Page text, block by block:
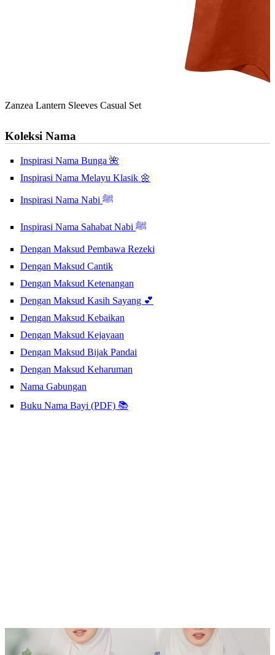
Zanzea Lantern Sleeves Casual Set
Koleksi Nama
Inspirasi Nama Bunga 🌺
Inspirasi Nama Melayu Klasik 🌼
Inspirasi Nama Nabi ﷺ
Inspirasi Nama Sahabat Nabi ﷺ
Dengan Maksud Pembawa Rezeki
Dengan Maksud Cantik
Dengan Maksud Ketenangan
Dengan Maksud Kasih Sayang 💕
Dengan Maksud Kebaikan
Dengan Maksud Kejayaan
Dengan Maksud Bijak Pandai
Dengan Maksud Keharuman
Nama Gabungan
Buku Nama Bayi (PDF) 📚